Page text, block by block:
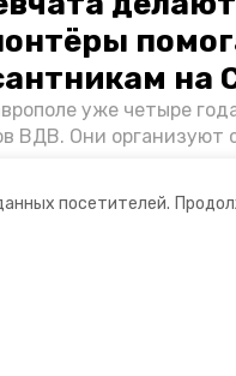
посетителей.
на
уже четыре
ВДВ. Они организуют
и лично
к 9 Мая.